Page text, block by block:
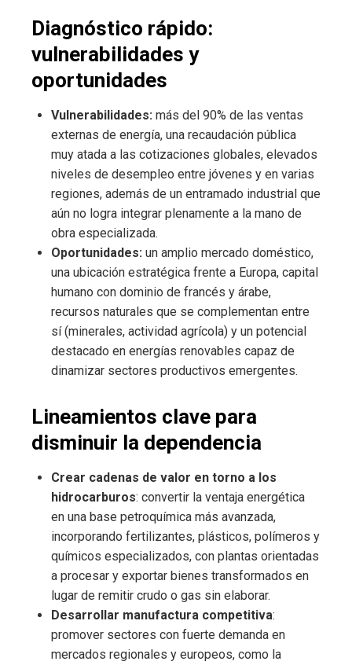
Diagnóstico rápido:
vulnerabilidades y
oportunidades
Vulnerabilidades: más del 90% de las ventas
externas de energía, una recaudación pública
muy atada a las cotizaciones globales, elevados
niveles de desempleo entre jóvenes y en varias
regiones, además de un entramado industrial que
aún no logra integrar plenamente a la mano de
obra especializada.
Oportunidades: un amplio mercado doméstico,
una ubicación estratégica frente a Europa, capital
humano con dominio de francés y árabe,
recursos naturales que se complementan entre
sí (minerales, actividad agrícola) y un potencial
destacado en energías renovables capaz de
dinamizar sectores productivos emergentes.
Lineamientos clave para
disminuir la dependencia
Crear cadenas de valor en torno a los
hidrocarburos: convertir la ventaja energética
en una base petroquímica más avanzada,
incorporando fertilizantes, plásticos, polímeros y
químicos especializados, con plantas orientadas
a procesar y exportar bienes transformados en
lugar de remitir crudo o gas sin elaborar.
Desarrollar manufactura competitiva:
promover sectores con fuerte demanda en
mercados regionales y europeos, como la